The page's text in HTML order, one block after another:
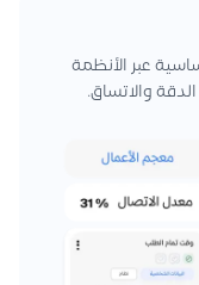
عبر الأنظمة
والاتساق.